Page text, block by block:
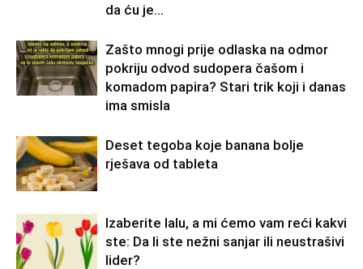
da ću je...
Zašto mnogi prije odlaska na odmor
pokriju odvod sudopera čašom i
komadom papira? Stari trik koji i danas
ima smisla
Deset tegoba koje banana bolje
rješava od tableta
Izaberite lalu, a mi ćemo vam reći kakvi
ste: Da li ste nežni sanjar ili neustrašivi
lider?